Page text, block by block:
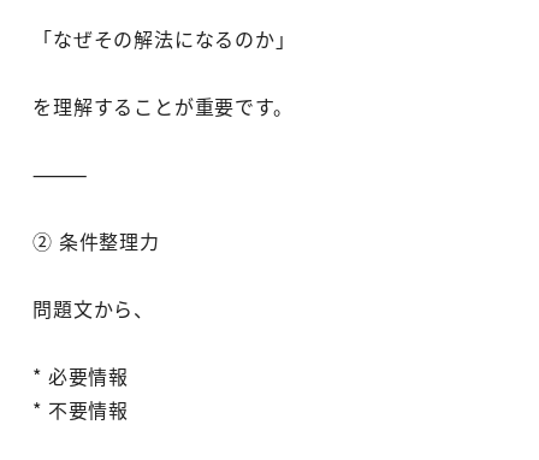
「なぜその解法になるのか」
を理解することが重要です。
⸻
② 条件整理力
問題文から、
* 必要情報
* 不要情報